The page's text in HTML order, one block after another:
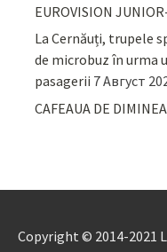
EUROVISION
La Cernăuți, trupele
de microbuz în urma
pasagerii 7 Август
CAFEAUA DE
Copyright © 2014-2021